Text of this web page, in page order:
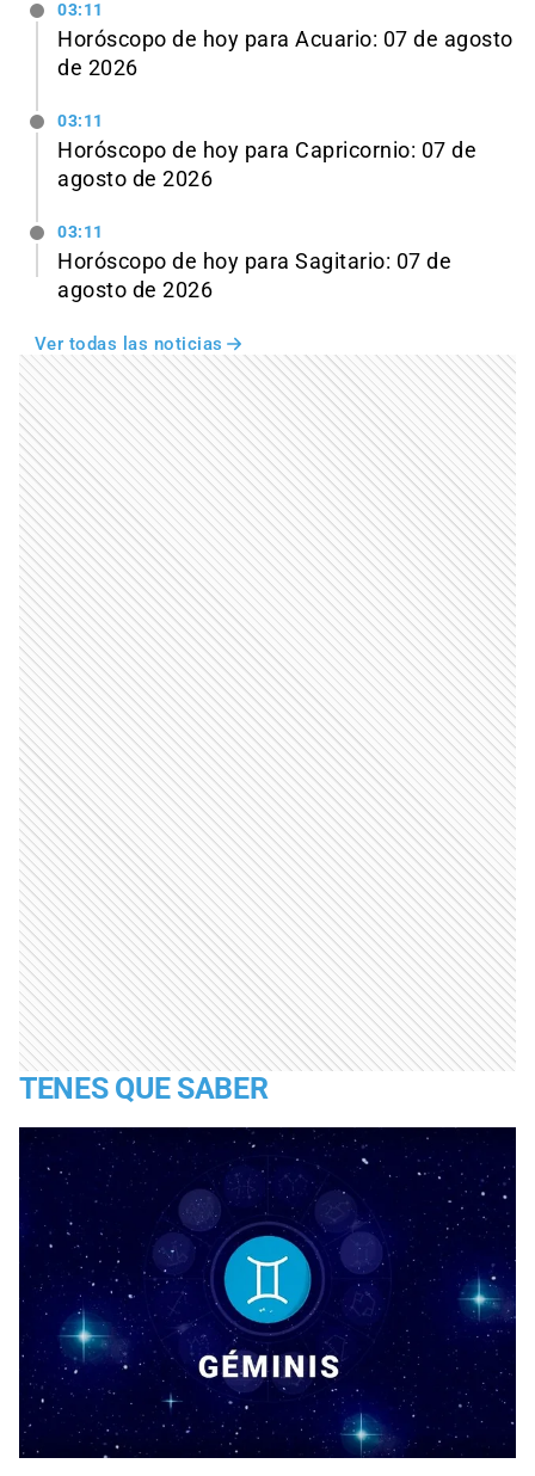
03:11
Horóscopo de hoy para Acuario: 07 de agosto
de 2026
03:11
Horóscopo de hoy para Capricornio: 07 de
agosto de 2026
03:11
Horóscopo de hoy para Sagitario: 07 de
agosto de 2026
Ver todas las noticias
TENES QUE SABER